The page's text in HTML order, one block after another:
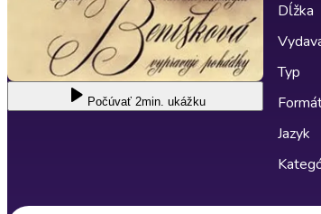
Počúvať 2min. ukážku
Dĺžka
Typ
Jazyk